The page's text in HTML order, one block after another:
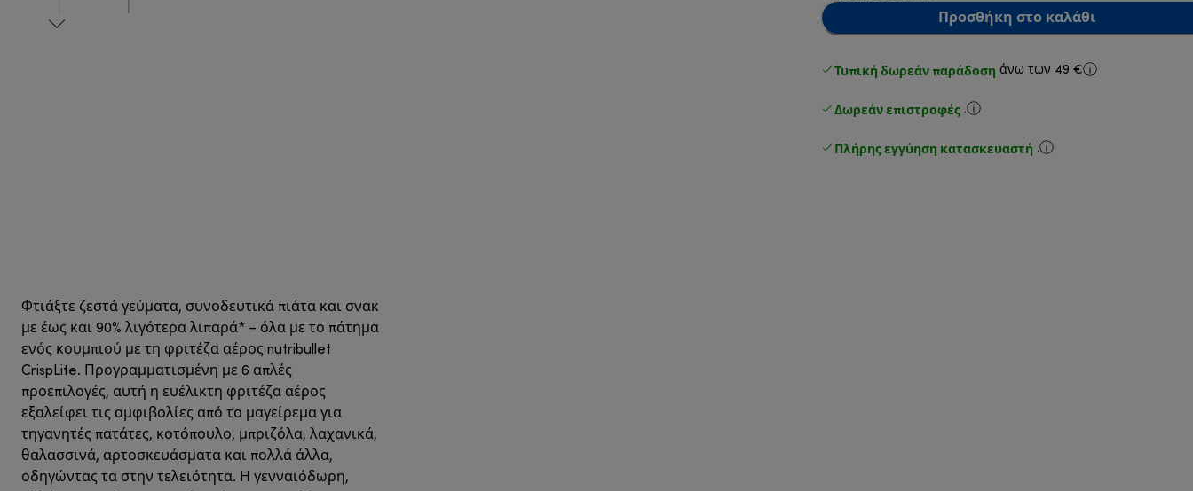
Προσθήκη στο καλάθι
Τυπική δωρεάν παράδοση άνω των 49 €
Δωρεάν επιστροφές .
Πλήρης εγγύηση κατασκευαστή .
Φτιάξτε ζεστά γεύματα, συνοδευτικά πιάτα και σνακ
με έως και 90% λιγότερα λιπαρά* – όλα με το πάτημα
ενός κουμπιού με τη φριτέζα αέρος nutribullet
CrispLite. Προγραμματισμένη με 6 απλές
προεπιλογές, αυτή η ευέλικτη φριτέζα αέρος
εξαλείφει τις αμφιβολίες από το μαγείρεμα για
τηγανητές πατάτες, κοτόπουλο, μπριζόλα, λαχανικά,
θαλασσινά, αρτοσκευάσματα και πολλά άλλα,
οδηγώντας τα στην τελειότητα. Η γενναιόδωρη,